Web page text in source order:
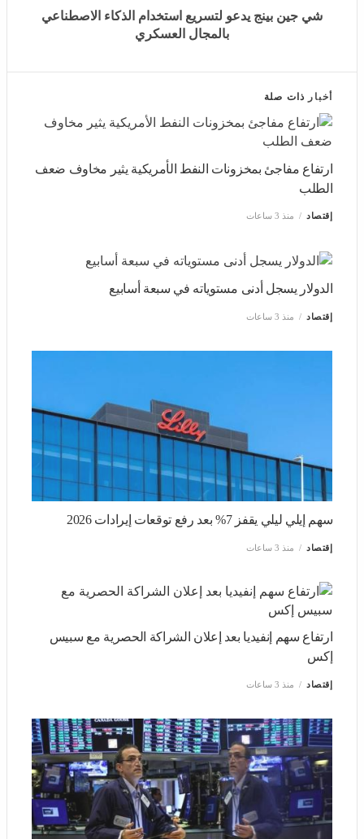
بالمجال العسكري
أخبارذات صلة
ارتفاع مفاجئ بمخزونات النفط الأمريكية يثير مخاوف ضعف
الطلب
إقتصاد منذ 3 ساعات
الدولار يسجل أدنى مستوياته في سبعة أسابيع
إقتصاد منذ 3 ساعات
سهم إيلي ليلي يقفز 7% بعد رفع توقعات إيرادات 2026
إقتصاد منذ 3 ساعات
ارتفاع سهم إنفيديا بعد إعلان الشراكة الحصرية مع سبيس إكس
إقتصاد منذ 3 ساعات